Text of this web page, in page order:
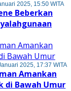
2025, 15:50 WITA
Beberkan
2025, 17:37 WITA
Amankan
di Bawah Umur